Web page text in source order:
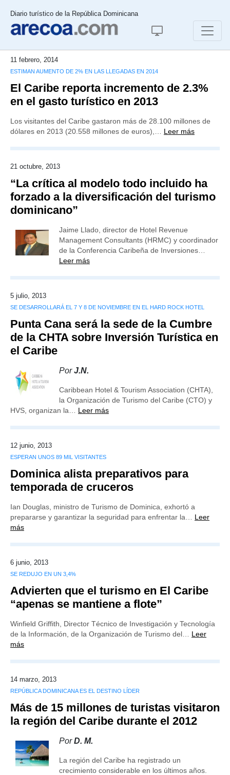
Diario turístico de la República Dominicana
11 febrero, 2014
ESTIMAN AUMENTO DE 2% EN LAS LLEGADAS EN 2014
El Caribe reporta incremento de 2.3%
en el gasto turístico en 2013
Los visitantes del Caribe gastaron más de 28.100 millones de
dólares en 2013 (20.558 millones de euros),… Leer más
21 octubre, 2013
“La crítica al modelo todo incluido ha
forzado a la diversificación del turismo
dominicano”
Jaime Llado, director de Hotel Revenue
Management Consultants (HRMC) y coordinador
de la Conferencia Caribeña de Inversiones…
Leer más
5 julio, 2013
SE DESARROLLARÁ EL 7 Y 8 DE NOVIEMBRE EN EL HARD ROCK HOTEL
Punta Cana será la sede de la Cumbre
de la CHTA sobre Inversión Turística en
el Caribe
PorJ.N.
Caribbean Hotel & Tourism Association (CHTA),
la Organización de Turismo del Caribe (CTO) y
HVS, organizan la… Leer más
12 junio, 2013
ESPERAN UNOS 89 MIL VISITANTES
Dominica alista preparativos para
temporada de cruceros
Ian Douglas, ministro de Turismo de Dominica, exhortó a
prepararse y garantizar la seguridad para enfrentar la… Leer
más
6 junio, 2013
SE REDUJO EN UN 3,4%
Advierten que el turismo en El Caribe
“apenas se mantiene a flote”
Winfield Griffith, Director Técnico de Investigación y Tecnología
de la Información, de la Organización de Turismo del… Leer
más
14 marzo, 2013
REPÚBLICA DOMINICANA ES EL DESTINO LÍDER
Más de 15 millones de turistas visitaron
la región del Caribe durante el 2012
PorD. M.
La región del Caribe ha registrado un
crecimiento considerable en los últimos años.